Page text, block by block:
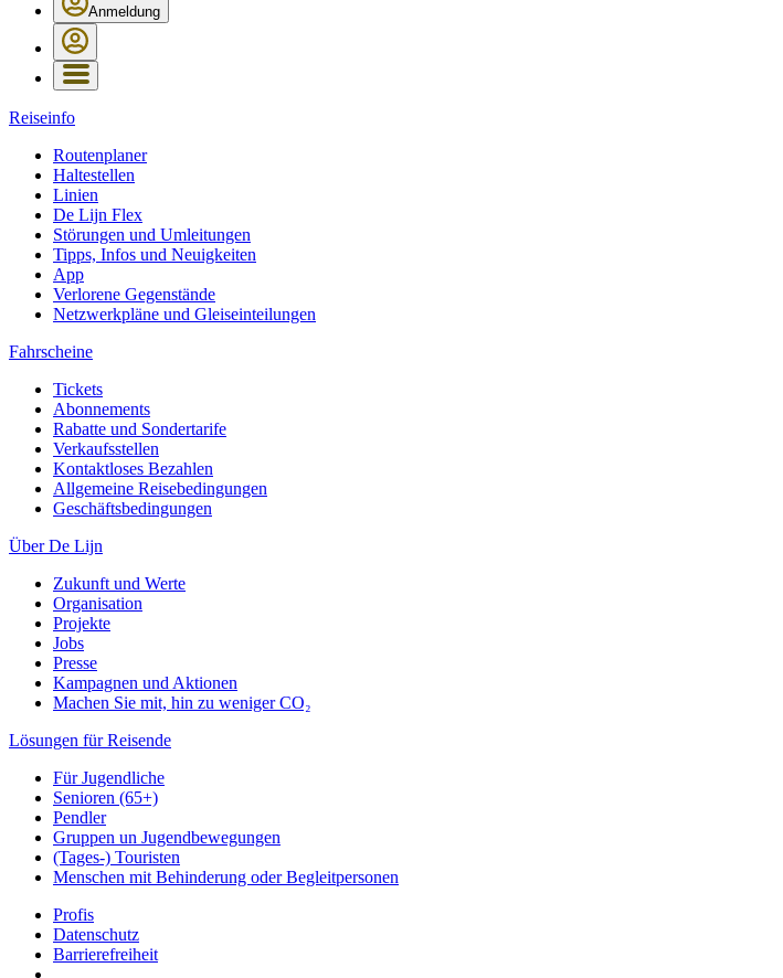
Anmeldung
Reiseinfo
Routenplaner
Haltestellen
Linien
De Lijn Flex
Störungen und Umleitungen
Tipps, Infos und Neuigkeiten
App
Verlorene Gegenstände
Netzwerkpläne und Gleiseinteilungen
Fahrscheine
Tickets
Abonnements
Rabatte und Sondertarife
Verkaufsstellen
Kontaktloses Bezahlen
Allgemeine Reisebedingungen
Geschäftsbedingungen
Über De Lijn
Zukunft und Werte
Organisation
Projekte
Jobs
Presse
Kampagnen und Aktionen
Machen Sie mit, hin zu weniger CO₂
Lösungen für Reisende
Für Jugendliche
Senioren (65+)
Pendler
Gruppen un Jugendbewegungen
(Tages-) Touristen
Menschen mit Behinderung oder Begleitpersonen
Profis
Datenschutz
Barrierefreiheit